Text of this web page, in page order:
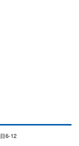
6-12